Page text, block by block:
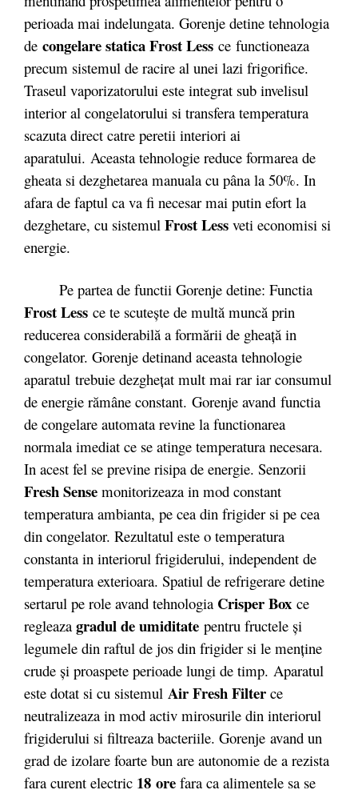
perioada mai indelungata. Gorenje detine tehnologia
de congelare statica Frost Less ce functioneaza
precum sistemul de racire al unei lazi frigorifice.
Traseul vaporizatorului este integrat sub invelisul
interior al congelatorului si transfera temperatura
scazuta direct catre peretii interiori ai
aparatului. Aceasta tehnologie reduce formarea de
gheata si dezghetarea manuala cu pâna la 50%. In
afara de faptul ca va fi necesar mai putin efort la
dezghetare, cu sistemul Frost Less veti economisi si
energie.
Pe partea de functii Gorenje detine: Functia
Frost Less ce te scutește de multă muncă prin
reducerea considerabilă a formării de gheață in
congelator. Gorenje detinand aceasta tehnologie
aparatul trebuie dezghețat mult mai rar iar consumul
de energie rămâne constant. Gorenje avand functia
de congelare automata revine la functionarea
normala imediat ce se atinge temperatura necesara.
In acest fel se previne risipa de energie. Senzorii
Fresh Sense monitorizeaza in mod constant
temperatura ambianta, pe cea din frigider si pe cea
din congelator. Rezultatul este o temperatura
constanta in interiorul frigiderului, independent de
temperatura exterioara. Spatiul de refrigerare detine
sertarul pe role avand tehnologia Crisper Box ce
regleaza gradul de umiditate pentru fructele și
legumele din raftul de jos din frigider si le menține
crude și proaspete perioade lungi de timp. Aparatul
este dotat si cu sistemul Air Fresh Filter ce
neutralizeaza in mod activ mirosurile din interiorul
frigiderului si filtreaza bacteriile. Gorenje avand un
grad de izolare foarte bun are autonomie de a rezista
fara curent electric 18 ore fara ca alimentele sa se